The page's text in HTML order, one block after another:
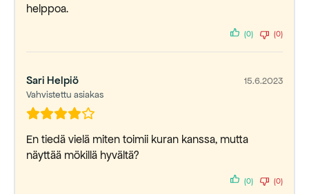
helppoa.
(0) (0)
Sari Helpiö
Vahvistettu asiakas
15.6.2023
En tiedä vielä miten toimii kuran kanssa, mutta
näyttää mökillä hyvältä?
(0) (0)